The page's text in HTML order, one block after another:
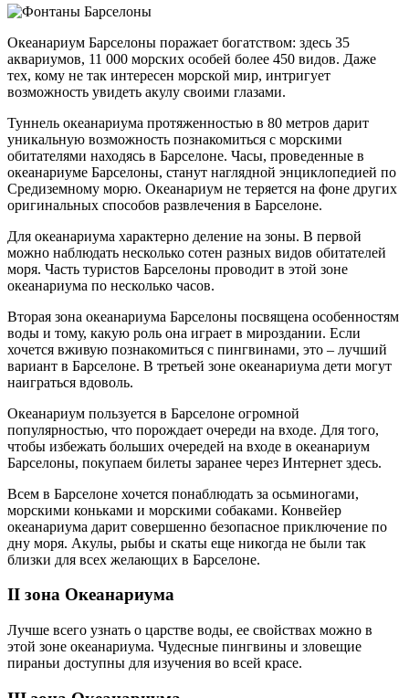
Океанариум Барселоны поражает богатством: здесь 35
аквариумов, 11 000 морских особей более 450 видов. Даже
тех, кому не так интересен морской мир, интригует
возможность увидеть акулу своими глазами.
Туннель океанариума протяженностью в 80 метров дарит
уникальную возможность познакомиться с морскими
обитателями находясь в Барселоне. Часы, проведенные в
океанариуме Барселоны, станут наглядной энциклопедией по
Средиземному морю. Океанариум не теряется на фоне других
оригинальных способов развлечения в Барселоне.
Для океанариума характерно деление на зоны. В первой
можно наблюдать несколько сотен разных видов обитателей
моря. Часть туристов Барселоны проводит в этой зоне
океанариума по несколько часов.
Вторая зона океанариума Барселоны посвящена особенностям
воды и тому, какую роль она играет в мироздании. Если
хочется вживую познакомиться с пингвинами, это – лучший
вариант в Барселоне. В третьей зоне океанариума дети могут
наиграться вдоволь.
Океанариум пользуется в Барселоне огромной
популярностью, что порождает очереди на входе. Для того,
чтобы избежать больших очередей на входе в океанариум
Барселоны, покупаем билеты заранее через Интернет здесь.
Всем в Барселоне хочется понаблюдать за осьминогами,
морскими коньками и морскими собаками. Конвейер
океанариума дарит совершенно безопасное приключение по
дну моря. Акулы, рыбы и скаты еще никогда не были так
близки для всех желающих в Барселоне.
II зона Океанариума
Лучше всего узнать о царстве воды, ее свойствах можно в
этой зоне океанариума. Чудесные пингвины и зловещие
пираньи доступны для изучения во всей красе.